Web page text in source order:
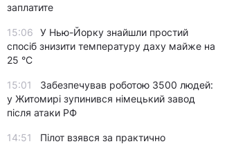
заплатите
15:06
У Нью-Йорку знайшли простий
спосіб знизити температуру даху майже на
25 °C
15:01
Забезпечував роботою 3500 людей:
у Житомирі зупинився німецький завод
після атаки РФ
14:51
Пілот взявся за практично